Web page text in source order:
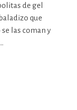
de gel
que
las coman y